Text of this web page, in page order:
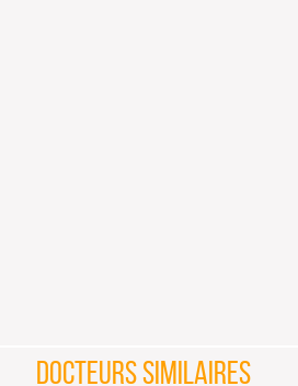
DOCTEURS SIMILAIRES